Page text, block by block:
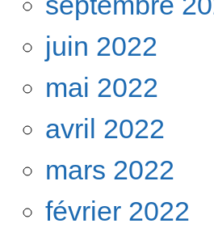
juin 2022
mai 2022
avril 2022
mars 2022
février 2022